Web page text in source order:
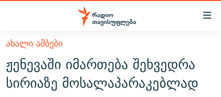
Accessibility
მთავარ
შინაარსზე
დაბრუნება
მთავარ
ᲐᲮᲐᲚᲘ ᲐᲛᲑᲔᲑᲘ
ᲗᲔᲛᲔᲑᲘ
ᲞᲝᲚᲘᲢᲘᲙᲐ
ᲕᲘᲓᲔᲝ
ᲐᲮᲐᲚᲘ ᲐᲛᲑᲔᲑᲘ
ჟენევაში იმართება შეხვედრა
სირიაზე მოსალაპარაკებლად